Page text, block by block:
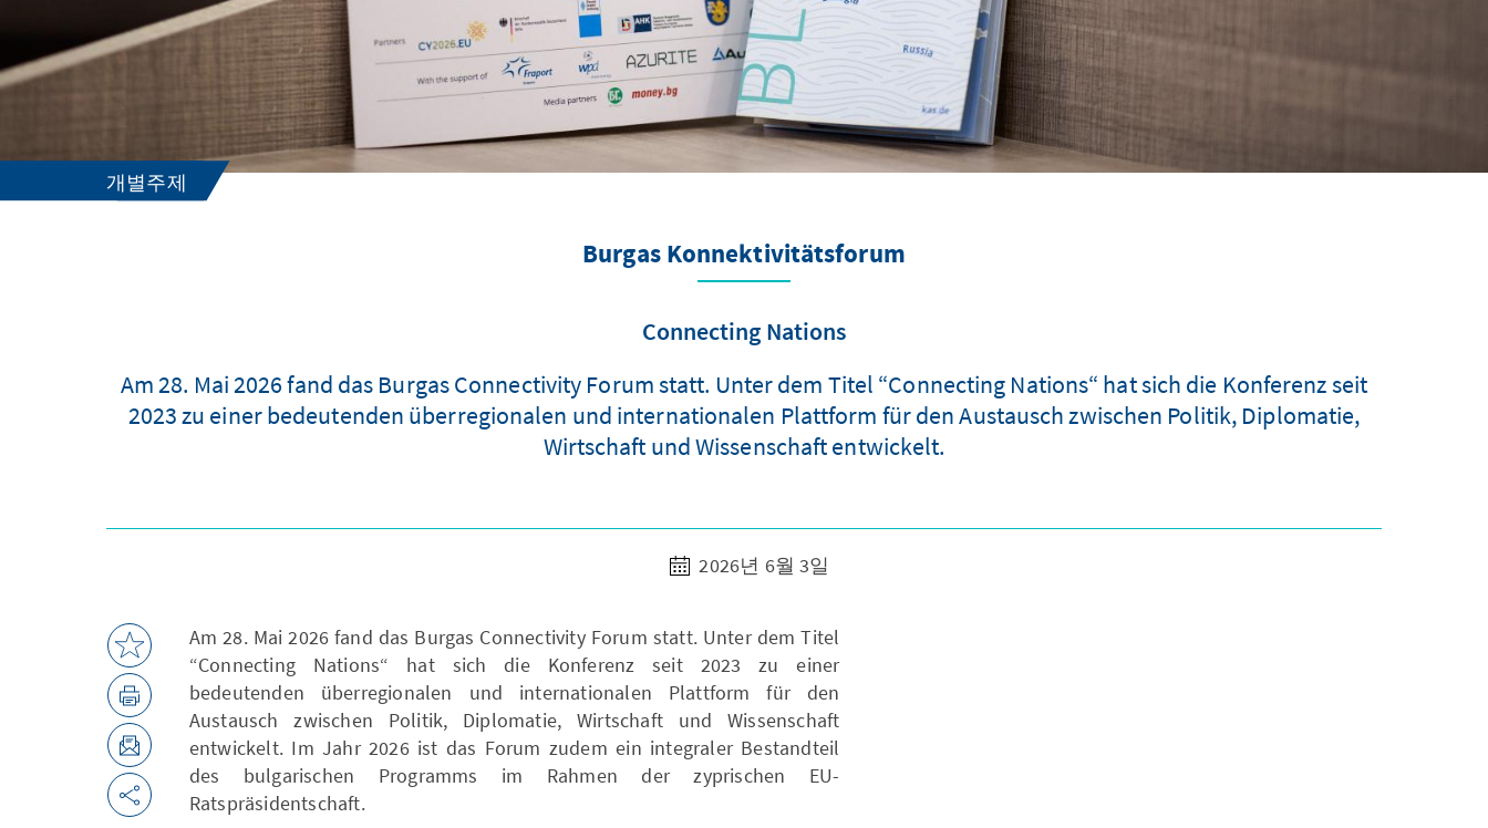
개별주제
Burgas Konnektivitätsforum
Connecting Nations
Am 28. Mai 2026 fand das Burgas Connectivity Forum statt. Unter dem Titel “Connecting Nations“ hat sich die Konferenz seit
2023 zu einer bedeutenden überregionalen und internationalen Plattform für den Austausch zwischen Politik, Diplomatie,
Wirtschaft und Wissenschaft entwickelt.
2026년 6월 3일
Am 28. Mai 2026 fand das Burgas Connectivity Forum statt. Unter dem Titel
“Connecting Nations“ hat sich die Konferenz seit 2023 zu einer
bedeutenden überregionalen und internationalen Plattform für den
Austausch zwischen Politik, Diplomatie, Wirtschaft und Wissenschaft
entwickelt. Im Jahr 2026 ist das Forum zudem ein integraler Bestandteil
des bulgarischen Programms im Rahmen der zyprischen EU-
Ratspräsidentschaft.